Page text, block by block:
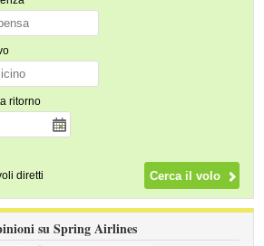
ritorno
diretti
su Spring Airlines